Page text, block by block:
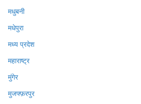
मधुबनी
मधेपुरा
मध्य प्रदेश
महाराष्ट्र
मुंगेर
मुजफ्फ़रपुर